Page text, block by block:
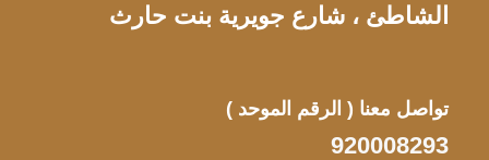
الشاطئ ، شارع جويرية بنت حارث
تواصل معنا ( الرقم الموحد )
920008293